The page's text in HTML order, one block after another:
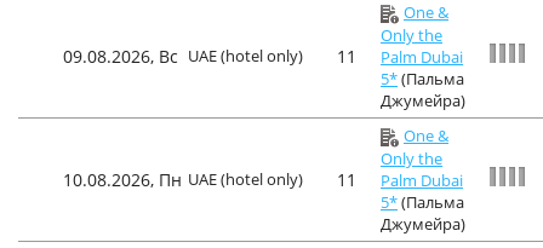
09.08.2026, Вс UAE (hotel only) 11
One &
Only the
Palm Dubai
5*(Пальма
Джумейра)
10.08.2026, Пн UAE (hotel only) 11
One &
Only the
Palm Dubai
5*(Пальма
Джумейра)